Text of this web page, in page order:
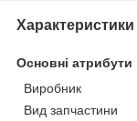
Характеристики
Основні атрибути
Виробник
Вид запчастини